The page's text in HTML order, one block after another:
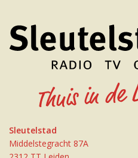
Sleutelstad
Middelstegracht 87A